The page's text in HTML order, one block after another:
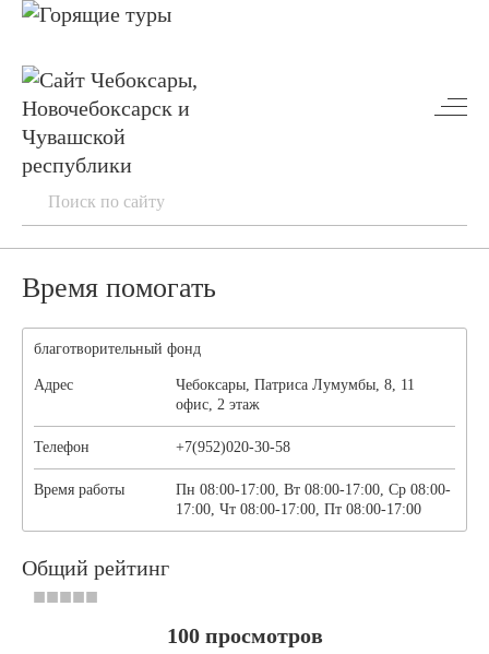
Время помогать
благотворительный фонд
Адрес
Чебоксары, Патриса Лумумбы, 8, 11
офис, 2 этаж
Телефон +7(952)020-30-58
Время работы
Пн 08:00-17:00, Вт 08:00-17:00, Ср 08:00-
17:00, Чт 08:00-17:00, Пт 08:00-17:00
Общий рейтинг
100 просмотров